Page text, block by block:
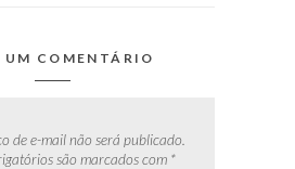
UM COMENTÁRIO
de e-mail não será publicado.
são marcados com *